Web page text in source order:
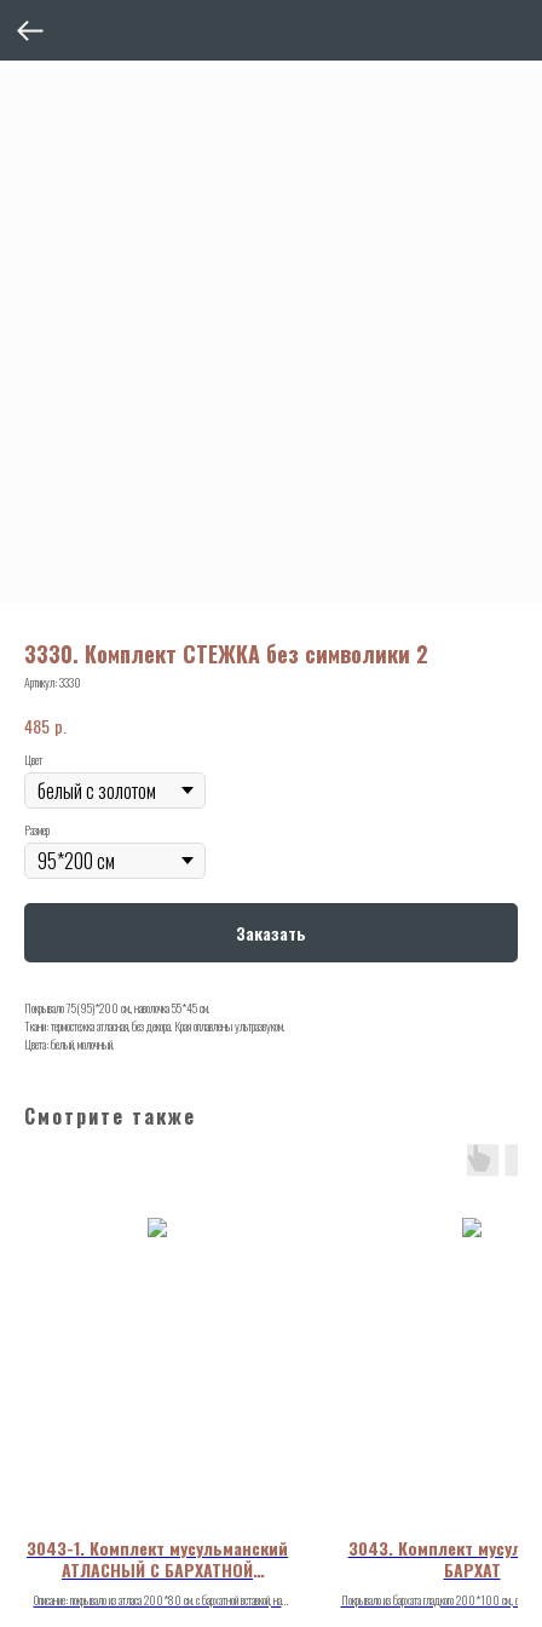
3330. Комплект СТЕЖКА без символики 2
Артикул:3330
485 р.
Цвет
Размер
Заказать
Покрывало 75(95)*200 см., наволочка 55*45 см.
Ткани: термостежка атласная, без декора. Края оплавлены ультразвуком.
Цвета: белый, молочный.
Смотрите также
3043-1. Комплект мусульманский
АТЛАСНЫЙ С БАРХАТНОЙ
ВСТАВКОЙ
Описание: покрывало из атласа 200*80 см. с бархатной вставкой, на
3043. Комплект
БАРХАТ
Покрывало из бархата гладкого 200*100 см., обшито